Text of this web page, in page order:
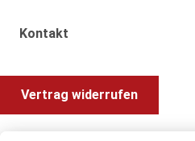
Kontakt
Vertrag widerrufen